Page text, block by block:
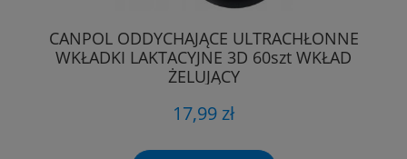
CANPOL ODDYCHAJĄCE ULTRACHŁONNE
WKŁADKI LAKTACYJNE 3D 60szt WKŁAD
ŻELUJĄCY
17,99 zł